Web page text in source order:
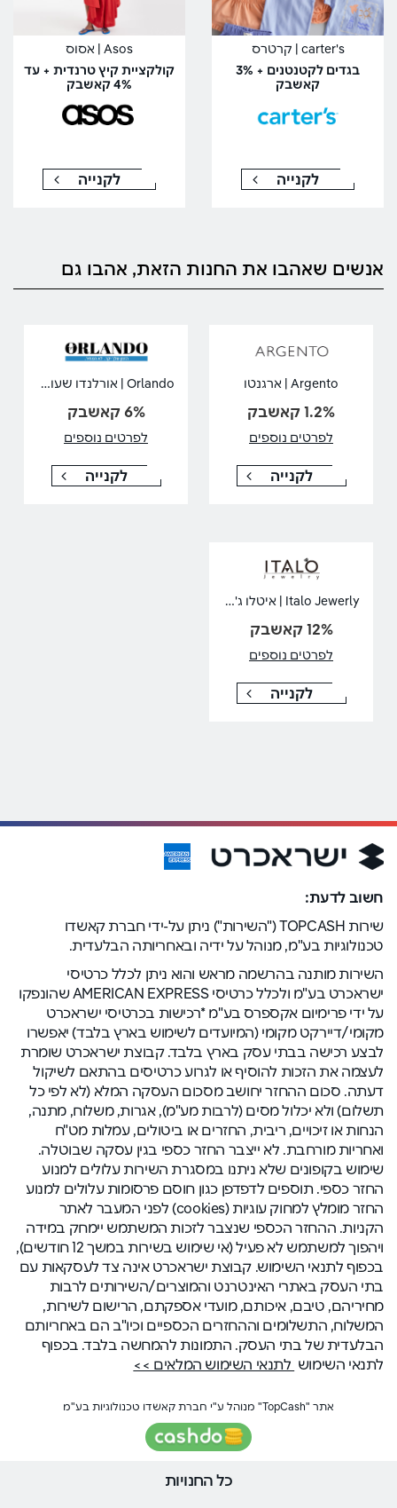
carter's | קרטרס
בגדים לקטנטנים + 3%
קאשבק
לקנייה
Asos | אסוס
קולקציית קיץ טרנדית + עד
4% קאשבק
לקנייה
אנשים שאהבו את החנות הזאת, אהבו גם
Argento | ארגנטו
1.2% קאשבק
לפרטים נוספים
לקנייה
Orlando | אורלנדו שעונים
6% קאשבק
לפרטים נוספים
לקנייה
Italo Jewerly | איטלו ג'וורלי
12% קאשבק
לפרטים נוספים
לקנייה
חשוב לדעת:
שירות TOPCASH ("השירות") ניתן על-ידי חברת קאשדו
טכנולוגיות בע"מ, מנוהל על ידיה ובאחריותה הבלעדית.
השירות מותנה בהרשמה מראש והוא ניתן לכלל כרטיסי
ישראכרט בע"מ ולכלל כרטיסי AMERICAN EXPRESS שהונפקו
על ידי פרימיום אקספרס בע"מ *רכישות בכרטיסי ישראכרט
מקומי/דיירקט מקומי (המיועדים לשימוש בארץ בלבד) יאפשרו
לבצע רכישה בבתי עסק בארץ בלבד. קבוצת ישראכרט שומרת
לעצמה את הזכות להוסיף או לגרוע כרטיסים בהתאם לשיקול
דעתה. סכום ההחזר יחושב מסכום העסקה המלא (לא לפי כל
תשלום) ולא יכלול מסים (לרבות מע"מ), אגרות, משלוח, מתנה,
הנחות או זיכויים, ריבית, החזרים או ביטולים, עמלות מט"ח
ואחריות מורחבת. לא ייצבר החזר כספי בגין עסקה שבוטלה.
שימוש בקופונים שלא ניתנו במסגרת השירות עלולים למנוע
החזר כספי. תוספים לדפדפן כגון חוסם פרסומות עלולים למנוע
החזר מומלץ למחוק עוגיות (cookies) לפני המעבר לאתר
הקניות. ההחזר הכספי שנצבר לזכות המשתמש יימחק במידה
ויהפוך למשתמש לא פעיל (אי שימוש בשירות במשך 12 חודשים),
בכפוף לתנאי השימוש. קבוצת ישראכרט אינה צד לעסקאות עם
בתי העסק באתרי האינטרנט והמוצרים/השירותים לרבות
מחיריהם, טיבם, איכותם, מועדי אספקתם, הרישום לשירות,
המשלוח, התשלומים וההחזרים הכספיים וכיו"ב הם באחריותם
הבלעדית של בתי העסק. התמונות להמחשה בלבד. בכפוף
לתנאי השימוש לתנאי השימוש המלאים >>
אתר "TopCash" מנוהל ע"י חברת קאשדו טכנולוגיות בע"מ
כל החנויות